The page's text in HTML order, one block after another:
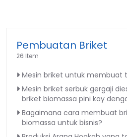
Pembuatan Briket
26 Item
Mesin briket untuk membuat
Mesin briket serbuk gergaji
briket biomassa pini kay
Bagaimana cara membuat
biomassa untuk bisnis?